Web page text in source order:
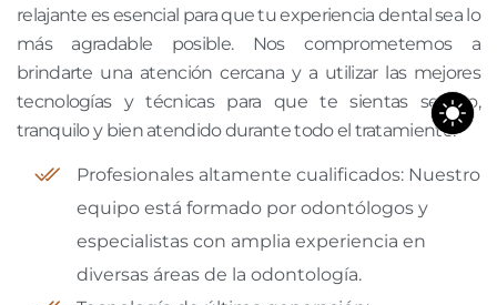
relajante es esencial para que tu experiencia dental sea lo
más agradable posible. Nos comprometemos a
brindarte una atención cercana y a utilizar las mejores
tecnologías y técnicas para que te sientas seguro,
tranquilo y bien atendido durante todo el tratamiento.
Profesionales altamente cualificados: Nuestro
equipo está formado por odontólogos y
especialistas con amplia experiencia en
diversas áreas de la odontología.